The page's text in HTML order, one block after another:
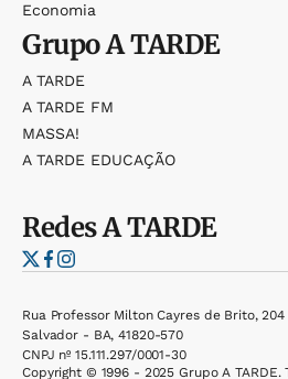
Economia
GrupoA TARDE
A TARDE
A TARDE FM
MASSA!
A TARDE EDUCAÇÃO
RedesA TARDE
Rua Professor Milton Cayres de Brito,
Salvador - BA, 41820-570
CNPJ nº 15.111.297/0001-30
Copyright © 1996 - 2025 Grupo A